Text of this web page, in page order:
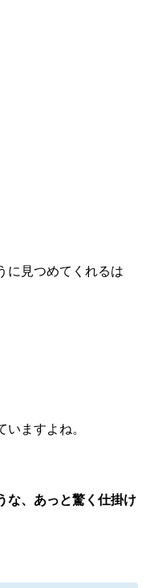
に見つめてくれるは
ますよね。
な、あっと驚く仕掛け